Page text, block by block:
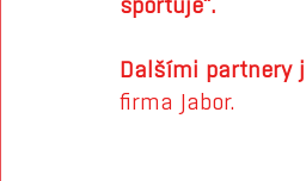
sportuje".
Dalšími partnery
firma Jabor.